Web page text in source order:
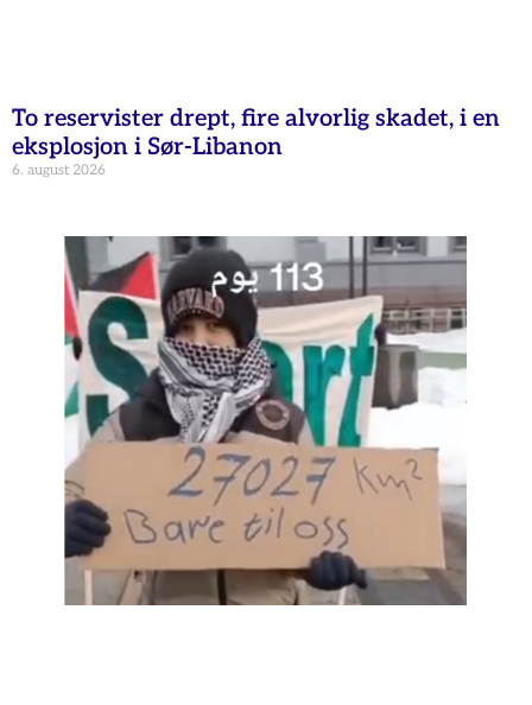
To reservister drept, fire alvorlig skadet, i en
eksplosjon i Sør-Libanon
6. august 2026